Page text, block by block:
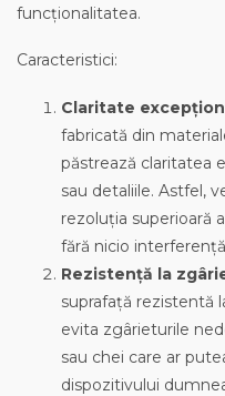
funcționalitatea.
Caracteristici:
Claritate
fabricată din
păstrează claritatea
sau detaliile. Astfel,
rezoluția superioară
fără nicio
Rezistență la
suprafață rezistentă
evita zgârieturile
sau chei care ar
dispozitivului